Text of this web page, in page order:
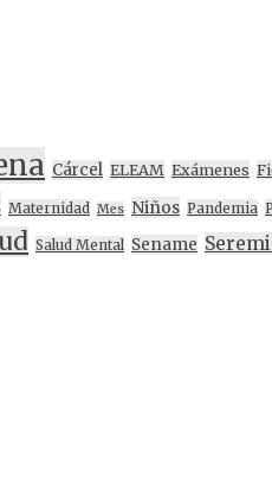
Cárcel ELEAM Exámenes
Maternidad Mes Niños Pandemia
Salud Mental Sename